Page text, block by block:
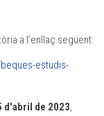
a l’enllaç següent:
estudis-
d'abril de 2023,